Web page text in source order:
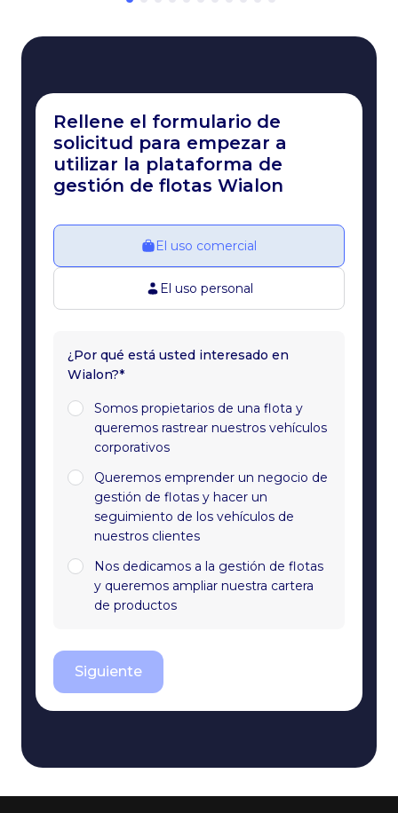
Rellene el formulario de
solicitud para empezar a
utilizar la plataforma de
gestión de flotas Wialon
El uso comercial
El uso personal
¿Por qué está usted interesado en
Wialon?*
Somos propietarios de una flota y
queremos rastrear nuestros vehículos
corporativos
Queremos emprender un negocio de
gestión de flotas y hacer un
seguimiento de los vehículos de
nuestros clientes
Nos dedicamos a la gestión de flotas
y queremos ampliar nuestra cartera
de productos
Siguiente